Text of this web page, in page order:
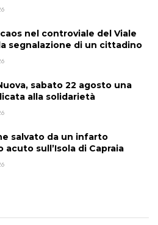
nel controviale del Viale
segnalazione di un cittadino
sabato 22 agosto una
alla solidarietà
salvato da un infarto
acuto sull’Isola di Capraia